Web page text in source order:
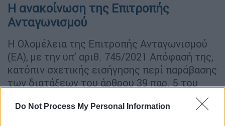
Do Not Process My Personal Information
Η ανακοίνωση της Επιτροπής
Ανταγωνισμού
Η Ολομέλεια της Επιτροπής Ανταγωνισμού
(ΕΑ), με την υπ’ αριθ. 745/2021 Απόφασή της,
κατόπιν σχετικής εισήγησης περί παράβασης
των διατάξεων του άρθρου 39 παρ. 5 του
Ν.3959/2011, από την εταιρία ΑΛΤΕΡ ΕΓΚΟ
ΕΠΙΧΕΙΡΗΣΗ ΜΕΣΩΝ ΜΑΖΙΚΗΣ